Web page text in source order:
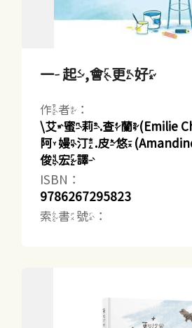
一起,會更好
作者：
\艾蜜莉.查蘭(Emilie
阿嫚汀.皮悠
俊宏譯
ISBN：
9786267295823
索書號：